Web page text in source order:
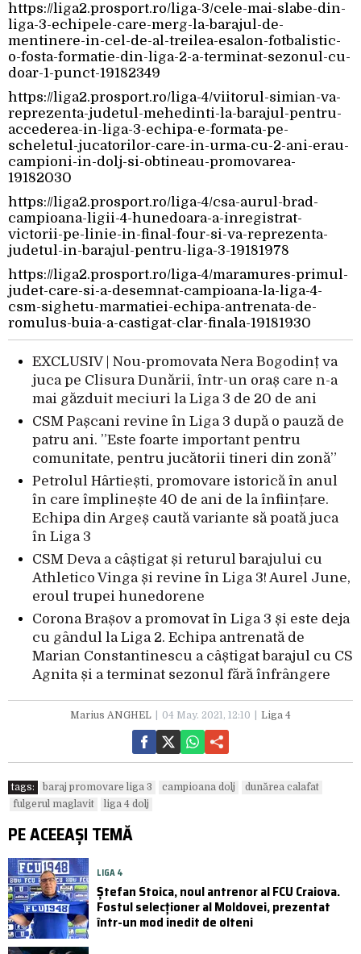
https://liga2.prosport.ro/liga-3/cele-mai-slabe-din-
liga-3-echipele-care-merg-la-barajul-de-
mentinere-in-cel-de-al-treilea-esalon-fotbalistic-
o-fosta-formatie-din-liga-2-a-terminat-sezonul-cu-
doar-1-punct-19182349
https://liga2.prosport.ro/liga-4/viitorul-simian-va-
reprezenta-judetul-mehedinti-la-barajul-pentru-
accederea-in-liga-3-echipa-e-formata-pe-
scheletul-jucatorilor-care-in-urma-cu-2-ani-erau-
campioni-in-dolj-si-obtineau-promovarea-
19182030
https://liga2.prosport.ro/liga-4/csa-aurul-brad-
campioana-ligii-4-hunedoara-a-inregistrat-
victorii-pe-linie-in-final-four-si-va-reprezenta-
judetul-in-barajul-pentru-liga-3-19181978
https://liga2.prosport.ro/liga-4/maramures-primul-
judet-care-si-a-desemnat-campioana-la-liga-4-
csm-sighetu-marmatiei-echipa-antrenata-de-
romulus-buia-a-castigat-clar-finala-19181930
EXCLUSIV | Nou-promovata Nera Bogodinț va
juca pe Clisura Dunării, într-un oraș care n-a
mai găzduit meciuri la Liga 3 de 20 de ani
CSM Pașcani revine în Liga 3 după o pauză de
patru ani. ”Este foarte important pentru
comunitate, pentru jucătorii tineri din zonă”
Petrolul Hârtiești, promovare istorică în anul
în care împlinește 40 de ani de la înființare.
Echipa din Argeș caută variante să poată juca
în Liga 3
CSM Deva a câștigat și returul barajului cu
Athletico Vinga și revine în Liga 3! Aurel June,
eroul trupei hunedorene
Corona Brașov a promovat în Liga 3 și este deja
cu gândul la Liga 2. Echipa antrenată de
Marian Constantinescu a câștigat barajul cu CS
Agnita și a terminat sezonul fără înfrângere
Marius ANGHEL 04 May. 2021, 12:10 Liga 4
tags: baraj promovare liga 3 campioana dolj
dunărea calafat
fulgerul maglavit
liga 4 dolj
PE ACEEAȘI TEMĂ
LIGA 4
Ștefan Stoica, noul antrenor al FCU Craiova.
Fostul selecționer al Moldovei, prezentat
într-un mod inedit de olteni